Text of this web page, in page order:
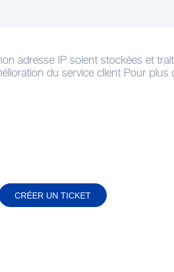
adresse IP soient stockées et
du service client Pour
CRÉER UN TICKET